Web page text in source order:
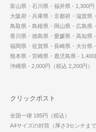
富山県・石川県・福井県 - 1,300円
大阪府・兵庫県・京都府・滋賀県
鳥取県・島根県・岡山県・広島県
香川県・徳島県・愛媛県・高知県
福岡県・佐賀県・長崎県・大分県
熊本県・宮崎県・鹿児島県 - 1,400
沖縄県 - 2,000円（税込 2,200円）
クリックポスト
全国一律 185円（税込）
A4サイズの封筒（厚さ3センチま